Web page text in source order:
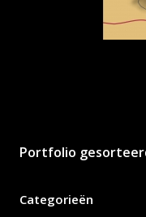
Portfolio
Categorieën